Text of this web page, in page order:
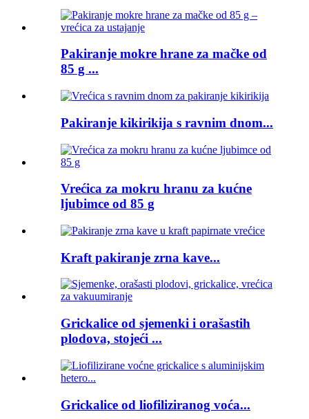
Pakiranje mokre hrane za mačke od
85 g ...
Pakiranje kikirikija s ravnim dnom...
Vrećica za mokru hranu za kućne
ljubimce od 85 g
Kraft pakiranje zrna kave...
Grickalice od sjemenki i orašastih
plodova, stojeći ...
Grickalice od liofiliziranog voća...